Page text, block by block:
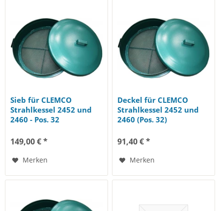
Sieb für CLEMCO
Strahlkessel 2452 und
2460 - Pos. 32
149,00 € *
Merken
Deckel für CLEMCO
Strahlkessel 2452 und
2460 (Pos. 32)
91,40 € *
Merken